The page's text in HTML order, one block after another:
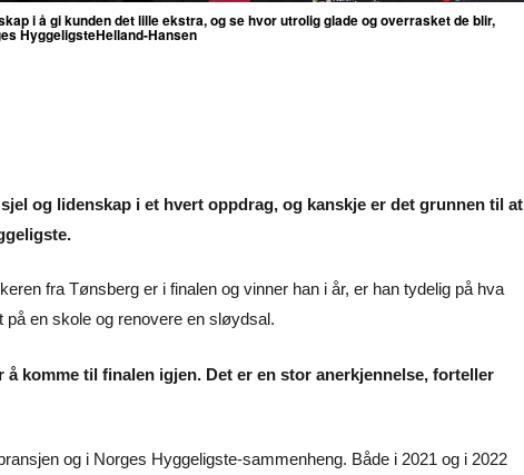
i å gi kunden det lille ekstra, og se hvor utrolig glade og overrasket de blir,
HyggeligsteHelland-Hansen
og lidenskap i et hvert oppdrag, og kanskje er det grunnen til at
fra Tønsberg er i finalen og vinner han i år, er han tydelig på hva
en skole og renovere en sløydsal.
å komme til finalen igjen. Det er en stor anerkjennelse, forteller
og i Norges Hyggeligste-sammenheng. Både i 2021 og i 2022